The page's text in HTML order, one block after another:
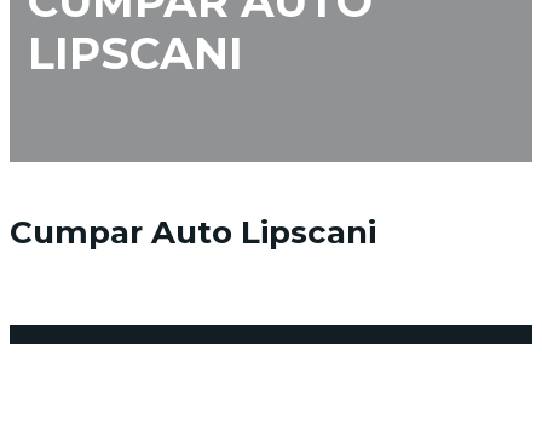
LIPSCANI
Cumpar Auto Lipscani